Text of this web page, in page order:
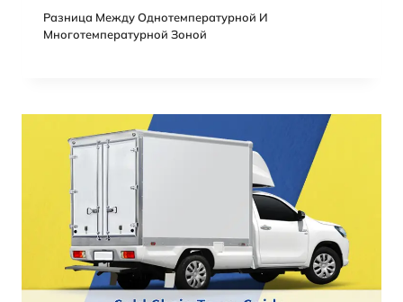
Разница Между Однотемпературной И
Многотемпературной Зоной